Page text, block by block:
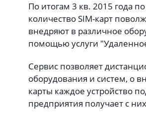
По итогам 3 кв. 2015 года
количество SIM-карт
внедряют в различное
помощью услуги
Сервис позволяет
оборудования и систем, о
карты каждое устройство
предприятия получает с